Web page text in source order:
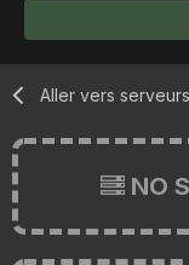
Aller vers serveurs
NO